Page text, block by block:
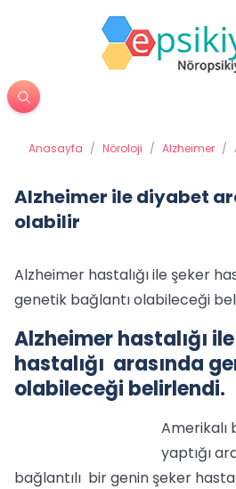
Anasayfa / Nöroloji / Alzheimer /
Alzheimer ile diyabet
olabilir
Alzheimer hastalığı ile şeker
genetik bağlantı olabileceği
Alzheimer hastalığı
hastalığı arasında
olabileceği belirlendi.
Amerikalı
yaptığı
bağlantılı bir genin şeker